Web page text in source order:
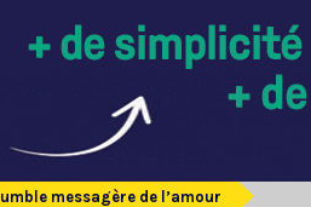
messagère de l’amour